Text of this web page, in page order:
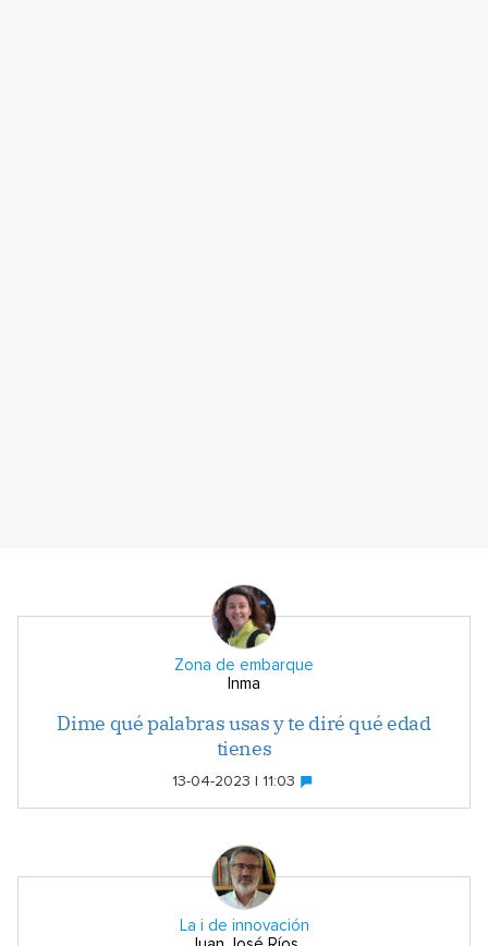
Zona de embarque
Inma
Dime qué palabras usas y te diré qué edad
tienes
13-04-2023 | 11:03
La i de innovación